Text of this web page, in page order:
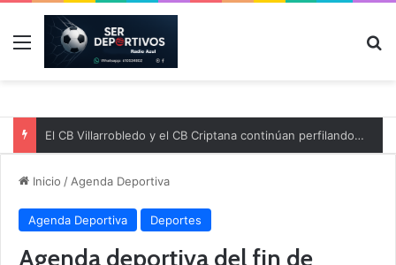
Menú
Inicio / Agenda Deportiva
Agenda Deportiva Deportes
Agenda deportiva del fin de